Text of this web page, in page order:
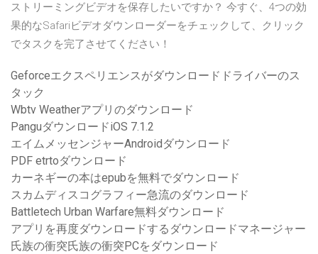
ストリーミングビデオを保存したいですか？ 今すぐ、4つの効
果的なSafariビデオダウンローダーをチェックして、クリック
でタスクを完了させてください！
Geforceエクスペリエンスがダウンロードドライバーのス
タック
Wbtv Weatherアプリのダウンロード
PanguダウンロードiOS 7.1.2
エイムメッセンジャーAndroidダウンロード
PDF etrtoダウンロード
カーネギーの本はepubを無料でダウンロード
スカムディスコグラフィー急流のダウンロード
Battletech Urban Warfare無料ダウンロード
アプリを再度ダウンロードするダウンロードマネージャー
氏族の衝突氏族の衝突PCをダウンロード